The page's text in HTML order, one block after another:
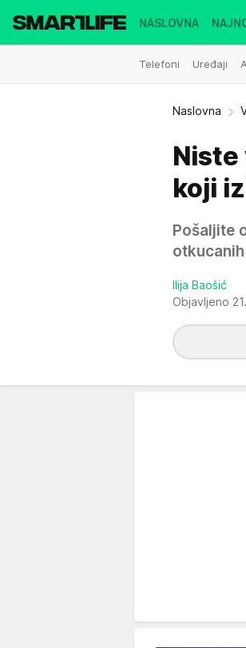
NASLOVNA
Telefoni Uređaji
Naslovna
koji
Pošaljite
Ilija Baošić
Objavljeno